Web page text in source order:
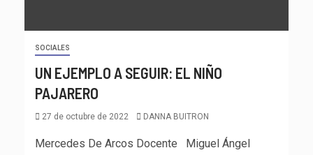
SOCIALES
UN EJEMPLO A SEGUIR: EL NIÑO
PAJARERO
27 de octubre de 2022 DANNA BUITRON
Mercedes De Arcos Docente Miguel Ángel